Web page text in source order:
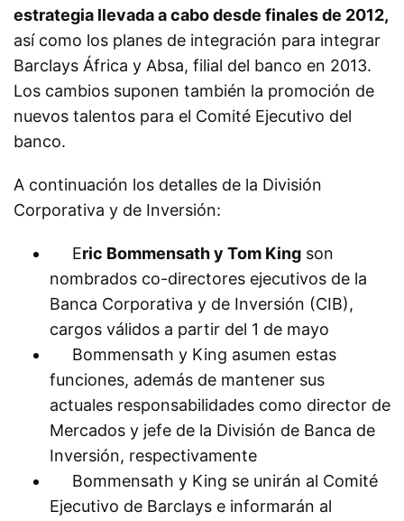
estrategia llevada a cabo desde finales de 2012,
así como los planes de integración para integrar
Barclays África y Absa, filial del banco en 2013.
Los cambios suponen también la promoción de
nuevos talentos para el Comité Ejecutivo del
banco.
A continuación los detalles de la División
Corporativa y de Inversión:
Eric Bommensath y Tom King son
nombrados co-directores ejecutivos de la
Banca Corporativa y de Inversión (CIB),
cargos válidos a partir del 1 de mayo
Bommensath y King asumen estas
funciones, además de mantener sus
actuales responsabilidades como director de
Mercados y jefe de la División de Banca de
Inversión, respectivamente
Bommensath y King se unirán al Comité
Ejecutivo de Barclays e informarán al